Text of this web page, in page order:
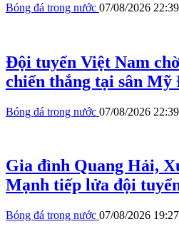
Bóng đá trong nước 07/08/2026 22:39
Đội tuyển Việt Nam
chiến thắng tại sân Mỹ
Bóng đá trong nước 07/08/2026 22:39
Gia đình Quang Hải,
Mạnh tiếp lửa đội
Bóng đá trong nước 07/08/2026 19:27